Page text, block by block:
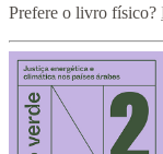
Prefere o livro físico?